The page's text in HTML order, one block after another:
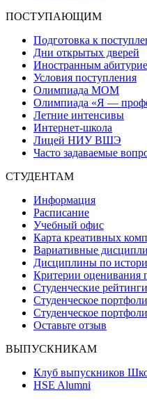
ПОСТУПАЮЩИМ
Подготовка к
Дни открытых дверей
Иностранным
Условия поступления
Олимпиада МОМ
Олимпиада «Я —
Летние интенсивы
Интернет-школа
Лицей НИУ ВШЭ
Часто задаваемые
СТУДЕНТАМ
Информация
Расписание
Учебный офис
Карта креативных
Вариативные
Дисциплины по
Критерии оценивания
Студенческие рейтинги
Студенческое
Студенческое
Оставьте отзыв
ВЫПУСКНИКАМ
Клуб выпускников
HSE Alumni